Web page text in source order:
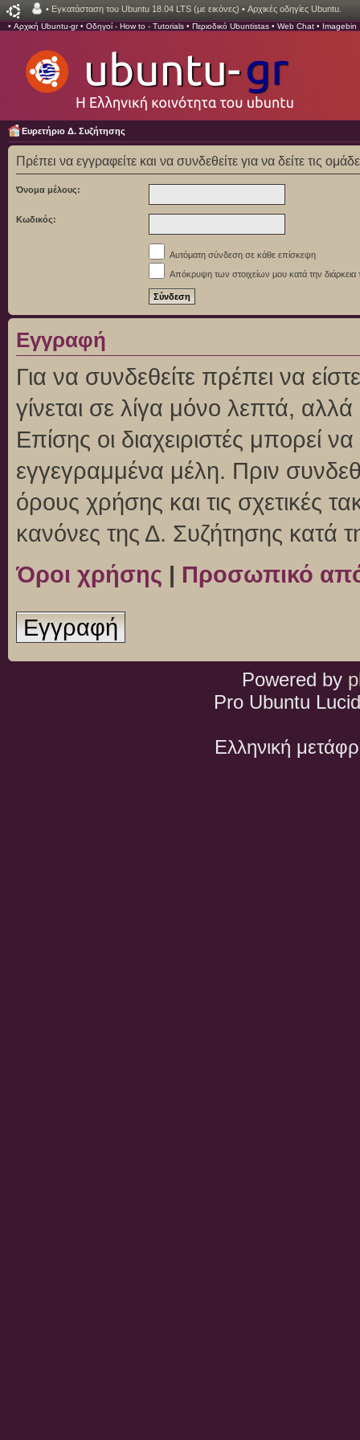
• Εγκατάσταση του Ubuntu 18.04 LTS (με εικόνες) • Αρχικές οδηγίες Ubuntu.
• Αρχική Ubuntu-gr• Οδηγοί - How to - Tutorials • Περιοδικό Ubuntistas • Web Chat • Imagebin
Ευρετήριο Δ. Συζήτησης
Πρέπει να εγγραφείτε και να συνδεθείτε για να δείτε τις
Όνομα μέλους:
Κωδικός:
Αυτόματη σύνδεση σε κάθε επίσκεψη
Απόκρυψη των στοιχείων μου κατά την διάρκεια
Εγγραφή
Για να συνδεθείτε πρέπει να
γίνεται σε λίγα μόνο λεπτά,
Επίσης οι διαχειριστές μπορεί
εγγεγραμμένα μέλη. Πριν
όρους χρήσης και τις σχετικές
κανόνες της Δ. Συζήτησης κατά
Όροι χρήσης | Προσωπικό
Εγγραφή
Powered by
Pro Ubuntu
Ελληνική